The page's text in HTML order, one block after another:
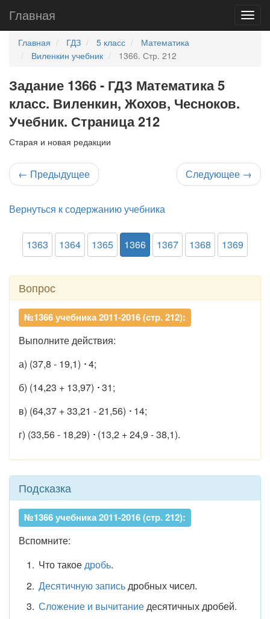
Главная
Главная ГДЗ 5 класс
Математика
Виленкин учебник
1366. Стр. 212
Задание 1366 - ГДЗ Математика 5
класс. Виленкин, Жохов, Чесноков.
Учебник. Страница 212
Старая и новая редакции
← Предыдущее Следующее →
Вернуться к содержанию учебника
1363 1364 1365 1366 1367 1368 1369
Вопрос
№1366 учебника 2011-2016 (стр. 212):
Выполните действия:
а) (37,8 - 19,1)
4;
б) (14,23 + 13,97)
31;
в) (64,37 + 33,21 - 21,56)
14;
г) (33,56 - 18,29)
(13,2 + 24,9 - 38,1).
Подсказка
№1366 учебника 2011-2016 (стр. 212):
Вспомните:
Что такоедробь.
Десятичную записьдробных чисел.
Сложение и вычитаниедесятичных дробей.